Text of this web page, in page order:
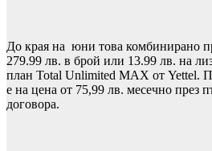
До края на юни това комбинирано
279.99 лв. в брой или 13.99 лв. на
план Total Unlimited MAX от Yettel.
е на цена от 75,99 лв. месечно през
договора.